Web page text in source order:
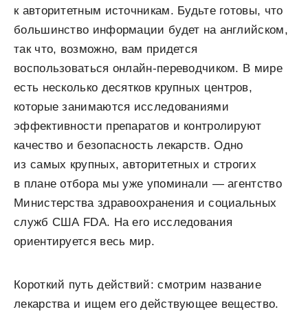
к авторитетным источникам. Будьте готовы, что
большинство информации будет на английском,
так что, возможно, вам придется
воспользоваться онлайн-переводчиком. В мире
есть несколько десятков крупных центров,
которые занимаются исследованиями
эффективности препаратов и контролируют
качество и безопасность лекарств. Одно
из самых крупных, авторитетных и строгих
в плане отбора мы уже упоминали — агентство
Министерства здравоохранения и социальных
служб США FDA. На его исследования
ориентируется весь мир.
Короткий путь действий: смотрим название
лекарства и ищем его действующее вещество.